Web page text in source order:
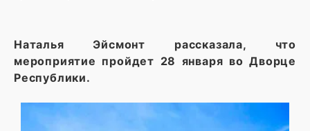
Наталья Эйсмонт рассказала, что
мероприятие пройдет 28 января во Дворце
Республики.